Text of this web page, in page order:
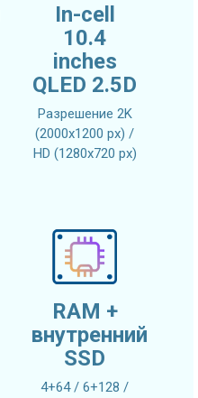
In-cell
10.4
inches
QLED 2.5D
Разрешение 2K
(2000x1200 px) /
HD (1280x720 px)
RAM +
внутренний
SSD
4+64 / 6+128 /